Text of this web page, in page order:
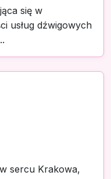
się w
usług dźwigowych
sercu Krakowa,